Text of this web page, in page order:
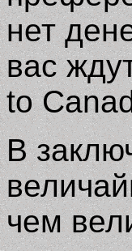
нет
вас
to
В
чем